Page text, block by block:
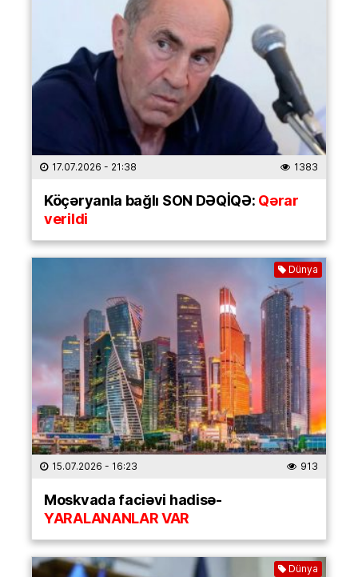
17.07.2026 - 21:38 1383
Köçəryanla bağlı SON DƏQİQƏ:Qərar
verildi
Dünya
15.07.2026 - 16:23 913
Moskvada faciəvi hadisə-
YARALANANLAR VAR
Dünya